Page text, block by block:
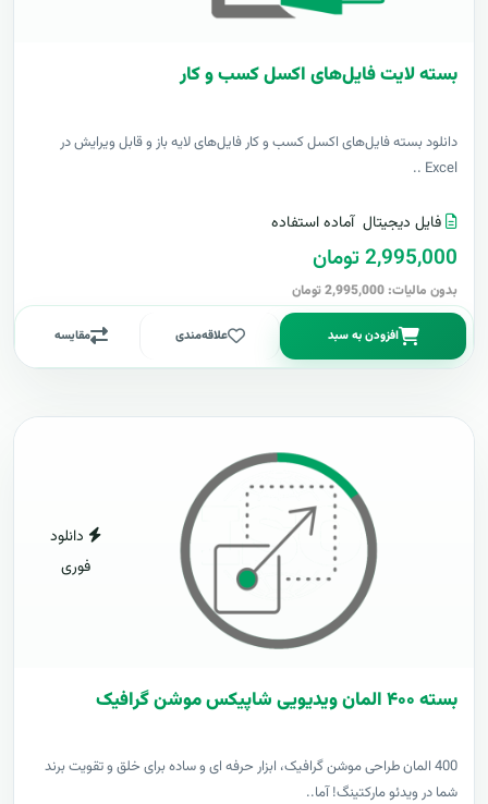
بسته لایت فایل‌های اکسل کسب و کار
دانلود بسته فایل‌های اکسل کسب و کار فایل‌های لایه باز و قابل ویرایش در
Excel ..
فایل دیجیتال آماده استفاده
2,995,000 تومان
بدون مالیات: 2,995,000 تومان
افزودن به سبد علاقه‌مندی مقایسه
دانلود
فوری
بسته ۴۰۰ المان ویدیویی شاپیکس موشن گرافیک
400 المان طراحی موشن گرافیک، ابزار حرفه ای و ساده برای خلق و تقویت برند
شما در ویدئو مارکتینگ! آما..